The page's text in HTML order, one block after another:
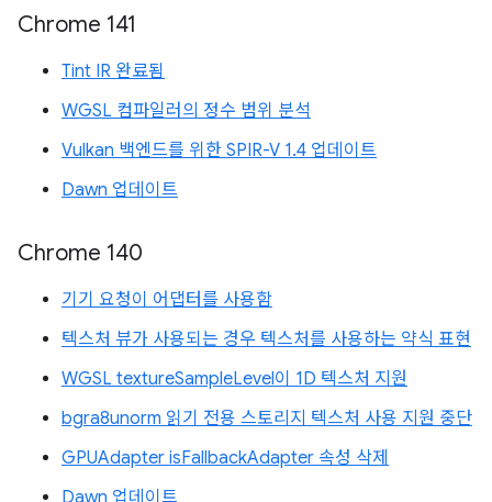
Chrome 141
Tint IR 완료됨
WGSL 컴파일러의 정수 범위 분석
Vulkan 백엔드를 위한 SPIR-V 1.4 업데이트
Dawn 업데이트
Chrome 140
기기 요청이 어댑터를 사용함
텍스처 뷰가 사용되는 경우 텍스처를 사용하는 약식 표현
WGSL textureSampleLevel이 1D 텍스처 지원
bgra8unorm 읽기 전용 스토리지 텍스처 사용 지원 중단
GPUAdapter isFallbackAdapter 속성 삭제